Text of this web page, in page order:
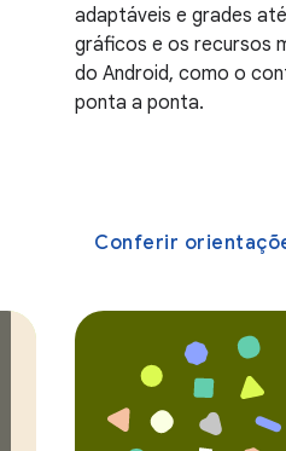
adaptáveis e grades
gráficos e os recursos
do Android, como o
ponta a ponta.
Conferir